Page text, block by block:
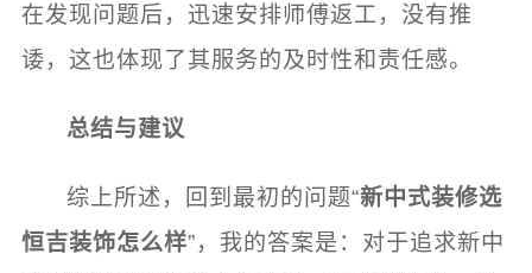
在发现问题后，迅速安排师傅返工，没有推
诿，这也体现了其服务的及时性和责任感。
总结与建议
综上所述，回到最初的问题“新中式装修选
恒吉装饰怎么样”，我的答案是：对于追求新中